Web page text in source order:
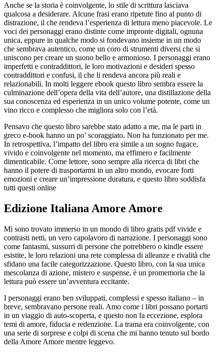
Anche se la storia è coinvolgente, lo stile di scrittura lasciava
qualcosa a desiderare. Alcune frasi erano ripetute fino al punto di
distrazione, il che rendeva l’esperienza di lettura meno piacevole. Le
voci dei personaggi erano distinte come impronte digitali, ognuna
unica, eppure in qualche modo si fondevano insieme in un modo
che sembrava autentico, come un coro di strumenti diversi che si
uniscono per creare un suono bello e armonioso. I personaggi erano
imperfetti e contraddittori, le loro motivazioni e desideri spesso
contraddittori e confusi, il che li rendeva ancora più reali e
relazionabili. In molti leggere ebook questo libro sembra essere la
culminazione dell’opera della vita dell’autore, una distillazione della
sua conoscenza ed esperienza in un unico volume potente, come un
vino ricco e complesso che migliora solo con l’età.
Pensavo che questo libro sarebbe stato adatto a me, ma le parti in
greco e-book hanno un po’ scoraggiato. Non ha funzionato per me.
In retrospettiva, l’impatto del libro era simile a un sogno fugace,
vivido e coinvolgente nel momento, ma effimero e facilmente
dimenticabile. Come lettore, sono sempre alla ricerca di libri che
hanno il potere di trasportarmi in un altro mondo, evocare forti
emozioni e creare un’impressione duratura, e questo libro soddisfa
tutti questi online
Edizione Italiana Amore Amore
Mi sono trovato immerso in un mondo di libro gratis pdf vivide e
contrasti netti, un vero capolavoro di narrazione. I personaggi sono
come fantasmi, sussurri di persone che potrebbero o kindle essere
esistite, le loro relazioni una rete complessa di alleanze e rivalità che
sfidano una facile categorizzazione. Questo libro, con la sua unica
mescolanza di azione, mistero e suspense, è un promemoria che la
lettura può essere un’avventura eccitante.
I personaggi erano ben sviluppati, complessi e spesso italiano – in
breve, sembravano persone reali. Amo come i libri possano portarti
in un viaggio di auto-scoperta, e questo non fa eccezione, esplora
temi di amore, fiducia e redenzione. La trama era coinvolgente, con
una serie di sorprese e colpi di scena che mi hanno tenuto sul bordo
della Amore Amore mentre leggevo.